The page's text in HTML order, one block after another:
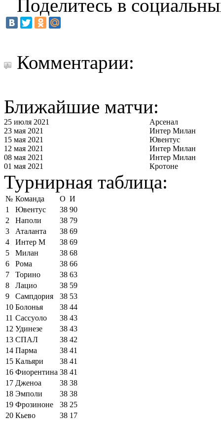
Поделитесь в
Комментарии:
Ближайшие матчи:
25 июля 2021
Арсенал
23 мая 2021
Интер Милан
15 мая 2021
Ювентус
12 мая 2021
Интер Милан
08 мая 2021
Интер Милан
01 мая 2021
Кротоне
Турнирная таблица:
№ Команда О И
1
Ювентус 38 90
2
Наполи 38 79
3
Аталанта 38 69
4
Интер М 38 69
5
Милан 38 68
6
Рома 38 66
7
Торино 38 63
8
Лацио 38 59
9
Сампдория 38 53
10 Болонья 38 44
11 Сассуоло 38 43
12 Удинезе 38 43
13 СПАЛ 38 42
14 Парма 38 41
15 Кальяри 38 41
16 Фиорентина 38 41
17 Дженоа 38 38
18 Эмполи 38 38
19 Фрозиноне 38 25
20 Кьево 38 17